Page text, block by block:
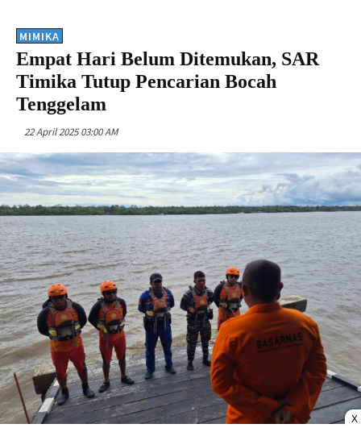
MIMIKA
Empat Hari Belum Ditemukan, SAR
Timika Tutup Pencarian Bocah
Tenggelam
22 April 2025 03:00 AM
X